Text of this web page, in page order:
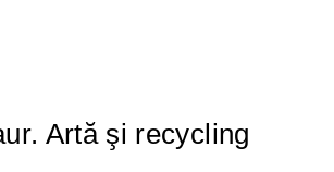
Artă şi recycling